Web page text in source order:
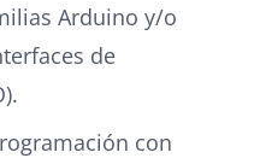
Arduino y/o
de
con